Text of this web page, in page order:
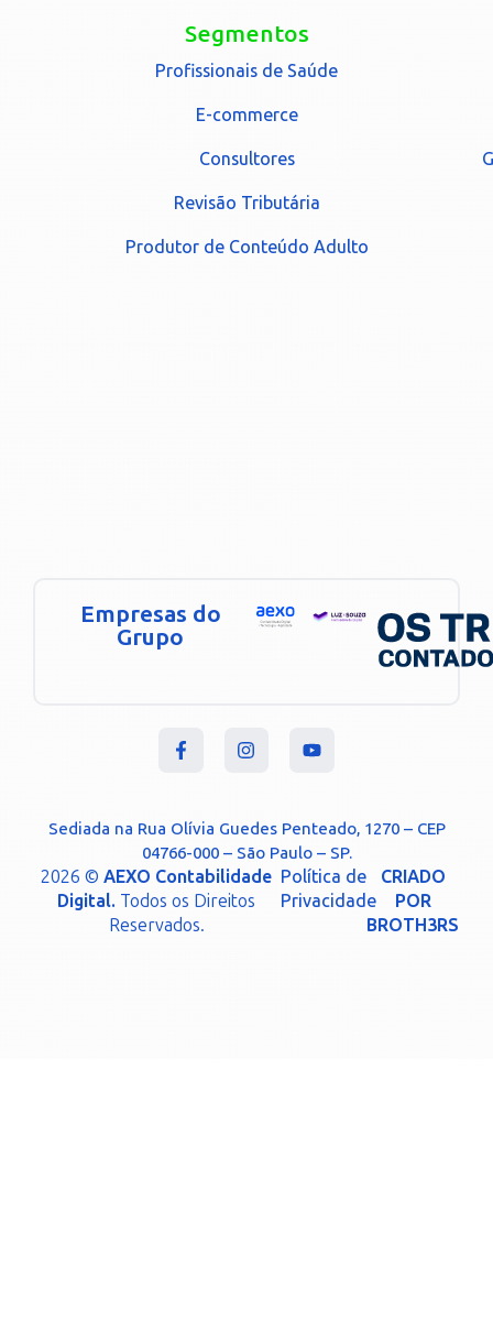
Segmentos
Profissionais de Saúde
E-commerce
Consultores
Revisão Tributária
Produtor de Conteúdo Adulto
Empresas do
Grupo
Sediada na Rua Olívia Guedes Penteado, 1270 – CEP
04766-000 – São Paulo – SP.
2026 ©AEXO Contabilidade
Digital. Todos os Direitos
Reservados.
Política de
Privacidade
CRIADO
POR
BROTH3RS